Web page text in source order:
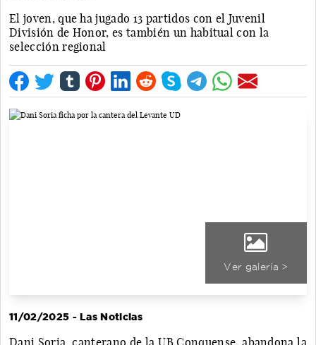
El joven, que ha jugado 13 partidos con el Juvenil
División de Honor, es también un habitual con la
selección regional
Ver galería >
11/02/2025 - Las Noticias
Dani Soria, canterano de la UB Conquense, abandona la